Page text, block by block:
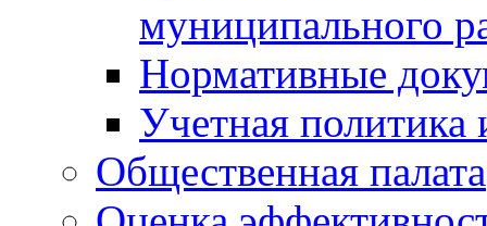
муниципального
Нормативные
Учетная политика
Общественная палата